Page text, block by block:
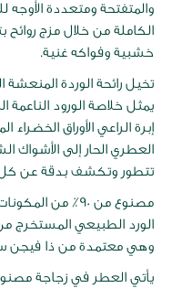
والمتفتحة ومتعددة الأوجه
الكاملة من خلال مزج روائح
خشبية وفواكه غنية.
تخيل رائحة الوردة
يمثل خلاصة الورود الناعمة
إبرة الراعي الأوراق
العطري الحار إلى الأشواك
تتطور وتكشف بدقة عن كل
مصنوع من 90٪ من
الورد الطبيعي المستخرج
وهي معتمدة من ذا فيجن
يأتي العطر في زجاجة